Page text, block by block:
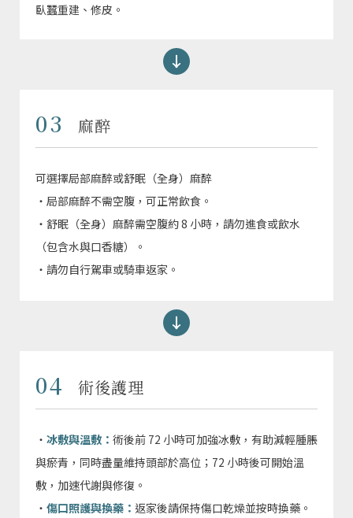
臥蠶重建、修皮。
03 麻醉
可選擇局部麻醉或舒眠（全身）麻醉
・局部麻醉不需空腹，可正常飲食。
・舒眠（全身）麻醉需空腹約 8 小時，請勿進食或飲水
（包含水與口香糖）。
・請勿自行駕車或騎車返家。
04 術後護理
・ 冰敷與溫敷： 術後前 72 小時可加強冰敷，有助減輕腫脹
與瘀青，同時盡量維持頭部於高位；72 小時後可開始溫
敷，加速代謝與修復。
・ 傷口照護與換藥： 返家後請保持傷口乾燥並按時換藥。